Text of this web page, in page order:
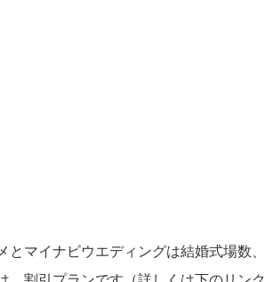
とマイナビウエディングは結婚式場数